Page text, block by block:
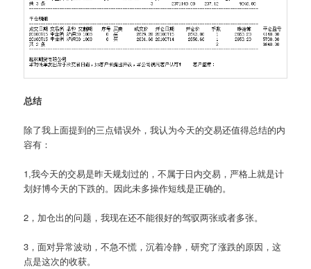
总结
除了我上面提到的三点错误外，我认为今天的交易还值得总结的内
容有：
1,我今天的交易是昨天规划过的，不属于日内交易，严格上就是计
划好博今天的下跌的。因此未多操作短线是正确的。
2，加仓出的问题，我现在还不能很好的驾驭两张或者多张。
3，面对异常波动，不急不慌，沉着冷静，研究了涨跌的原因，这
点是这次的收获。